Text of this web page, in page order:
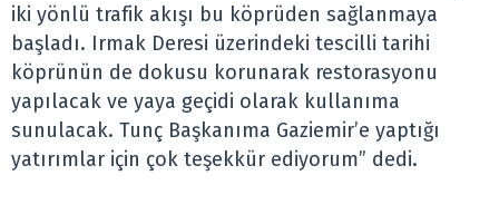
iki yönlü trafik akışı bu köprüden sağlanmaya
başladı. Irmak Deresi üzerindeki tescilli tarihi
köprünün de dokusu korunarak restorasyonu
yapılacak ve yaya geçidi olarak kullanıma
sunulacak. Tunç Başkanıma Gaziemir’e yaptığı
yatırımlar için çok teşekkür ediyorum” dedi.